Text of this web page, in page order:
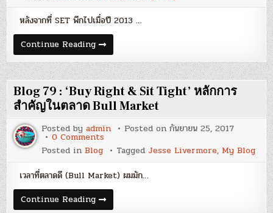
Market
Note
Q4/2017
–
‘Go
with
the
Flow’
หลังจากที่ SET พีกไปเมื่อปี 2013 …
Continue ReadingBlog
80
:
Market
Note
Q4/2017
–
‘Go
with
the
Flow’
Blog 79 : ‘Buy Right & Sit Tight’ หลักการ
สำคัญในตลาด Bull Market
Posted byadmin Posted onกันยายน 25, 2017
0 Commentson
Blog
79
:
‘Buy
Right
&
Sit
Tight’
Posted inBlog Tagged Jesse Livermore, My Blog
เวลาที่ตลาดดี (Bull Market) ผมมัก…
Continue ReadingBlog
79